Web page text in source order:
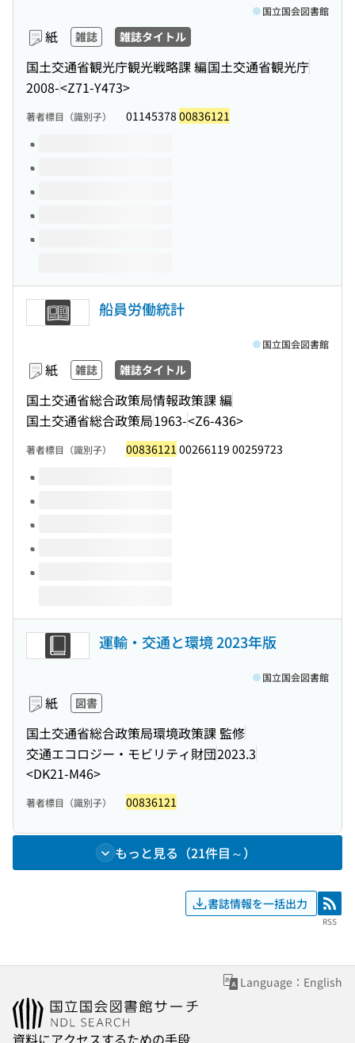
紙 雑誌 雑誌タイトル
国土交通省観光庁観光戦略課 編国土交通省観光庁
2008-<Z71-Y473>
国立国会図書館
著者標目（識別子） 01145378 00836121
このタイトルの巻号
船員労働統計
紙 雑誌 雑誌タイトル
国土交通省総合政策局情報政策課 編
国土交通省総合政策局1963-<Z6-436>
国立国会図書館
著者標目（識別子） 00836121 00266119 00259723
このタイトルの巻号
運輸・交通と環境 2023年版
紙 図書
国土交通省総合政策局環境政策課 監修
交通エコロジー・モビリティ財団2023.3
<DK21-M46>
国立国会図書館
著者標目（識別子） 00836121
もっと見る（21件目～）
書誌情報を一括出力 RSS
RSS
Language：English
資料にアクセスするための手段